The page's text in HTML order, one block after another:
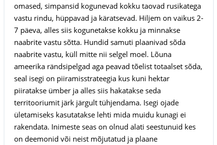
omased, simpansid kogunevad kokku taovad rusikatega
vastu rindu, hüppavad ja käratsevad. Hiljem on vaikus 2-
7 päeva, alles siis kogunetakse kokku ja minnakse
naabrite vastu sõtta. Hundid samuti plaanivad sõda
naabrite vastu, küll mitte nii selgel moel. Lõuna
ameerika rändsipelgad aga peavad tõelist totaalset sõda,
seal isegi on piiramisstrateegia kus kuni hektar
piiratakse ümber ja alles siis hakatakse seda
territooriumit järk järgult tühjendama. Isegi ojade
ületamiseks kasutatakse lehti mida muidu kunagi ei
rakendata. Inimeste seas on olnud alati seestunuid kes
on deemonid või neist mõjutatud ja plaane